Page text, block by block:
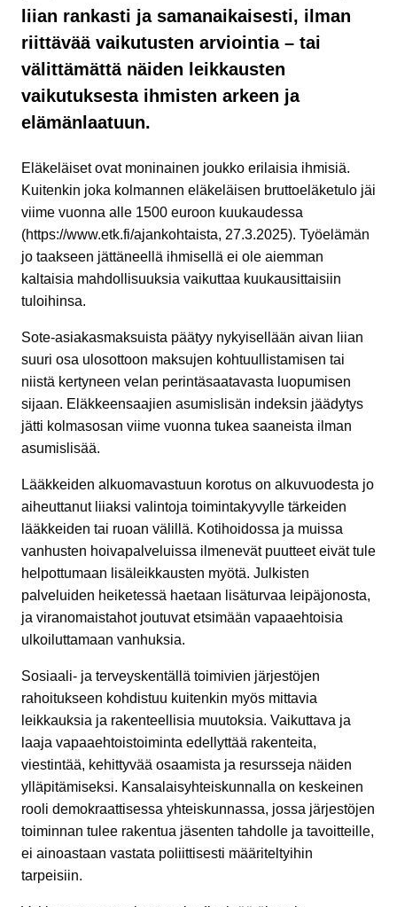
liian rankasti ja samanaikaisesti, ilman
riittävää vaikutusten arviointia – tai
välittämättä näiden leikkausten
vaikutuksesta ihmisten arkeen ja
elämänlaatuun.
Eläkeläiset ovat moninainen joukko erilaisia ihmisiä.
Kuitenkin joka kolmannen eläkeläisen bruttoeläketulo jäi
viime vuonna alle 1500 euroon kuukaudessa
(https://www.etk.fi/ajankohtaista, 27.3.2025). Työelämän
jo taakseen jättäneellä ihmisellä ei ole aiemman
kaltaisia mahdollisuuksia vaikuttaa kuukausittaisiin
tuloihinsa.
Sote-asiakasmaksuista päätyy nykyisellään aivan liian
suuri osa ulosottoon maksujen kohtuullistamisen tai
niistä kertyneen velan perintäsaatavasta luopumisen
sijaan. Eläkkeensaajien asumislisän indeksin jäädytys
jätti kolmasosan viime vuonna tukea saaneista ilman
asumislisää.
Lääkkeiden alkuomavastuun korotus on alkuvuodesta jo
aiheuttanut liiaksi valintoja toimintakyvylle tärkeiden
lääkkeiden tai ruoan välillä. Kotihoidossa ja muissa
vanhusten hoivapalveluissa ilmenevät puutteet eivät tule
helpottumaan lisäleikkausten myötä. Julkisten
palveluiden heiketessä haetaan lisäturvaa leipäjonosta,
ja viranomaistahot joutuvat etsimään vapaaehtoisia
ulkoiluttamaan vanhuksia.
Sosiaali- ja terveyskentällä toimivien järjestöjen
rahoitukseen kohdistuu kuitenkin myös mittavia
leikkauksia ja rakenteellisia muutoksia. Vaikuttava ja
laaja vapaaehtoistoiminta edellyttää rakenteita,
viestintää, kehittyvää osaamista ja resursseja näiden
ylläpitämiseksi. Kansalaisyhteiskunnalla on keskeinen
rooli demokraattisessa yhteiskunnassa, jossa järjestöjen
toiminnan tulee rakentua jäsenten tahdolle ja tavoitteille,
ei ainoastaan vastata poliittisesti määriteltyihin
tarpeisiin.